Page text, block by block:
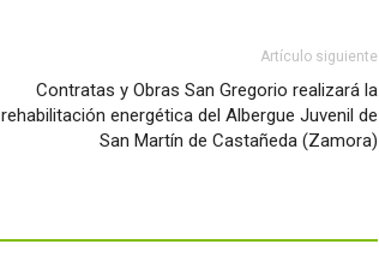
Artículo siguiente
Contratas y Obras San Gregorio realizará la
rehabilitación energética del Albergue Juvenil de
San Martín de Castañeda (Zamora)